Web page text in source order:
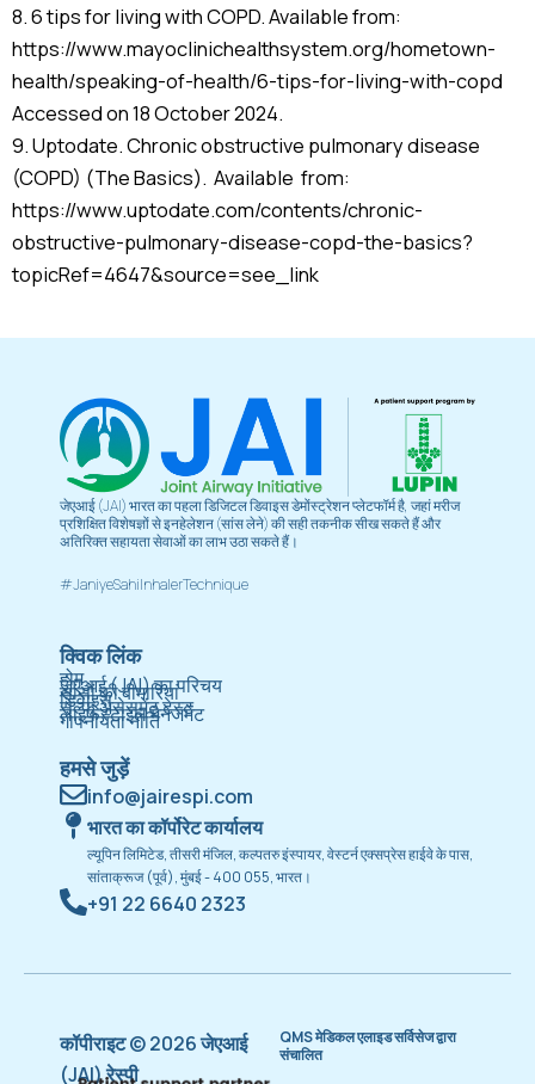
8. 6 tips for living with COPD. Available from:
https://www.mayoclinichealthsystem.org/hometown-
health/speaking-of-health/6-tips-for-living-with-copd
Accessed on 18 October 2024.
9. Uptodate. Chronic obstructive pulmonary disease
(COPD) (The Basics). Available from:
https://www.uptodate.com/contents/chronic-
obstructive-pulmonary-disease-copd-the-basics?
topicRef=4647&source=see_link
जेएआई (JAI) भारत का पहला डिजिटल डिवाइस डेमोंस्ट्रेशन प्लेटफॉर्म है, जहां मरीज
प्रशिक्षित विशेषज्ञों से इनहेलेशन (सांस लेने) की सही तकनीक सीख सकते हैं और
अतिरिक्त सहायता सेवाओं का लाभ उठा सकते हैं।
#JaniyeSahiInhalerTechnique
क्विक लिंक
होम
जेएआई (JAI) का परिचय
सांसों की बीमारियां
डिवाइस
सेल्फ असेसमेंट टेस्ट
लाइफस्टाइल मैनेजमेंट
गोपनीयता नीति
हमसे जुड़ें
info@jairespi.com
भारत का कॉर्पोरेट कार्यालय
ल्यूपिन लिमिटेड, तीसरी मंजिल, कल्पतरु इंस्पायर, वेस्टर्न एक्सप्रेस हाईवे के पास,
सांताक्रूज (पूर्व), मुंबई - 400 055, भारत।
+91 22 6640 2323
कॉपीराइट © 2026 जेएआई
(JAI) रेस्पी
QMS मेडिकल एलाइड सर्विसेज द्वारा
संचालित